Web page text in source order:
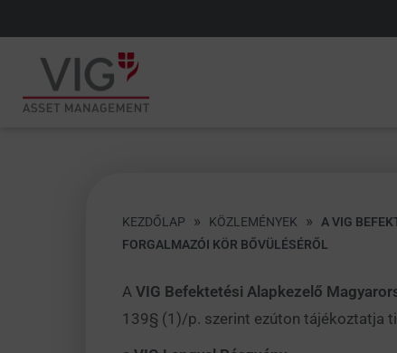
KEZDŐLAP » KÖZLEMÉNYEK » A VIG
FORGALMAZÓI KÖR BŐVÜLÉSÉRŐL
A VIG Befektetési Alapkezelő
139§ (1)/p. szerint ezúton tájékoztatja